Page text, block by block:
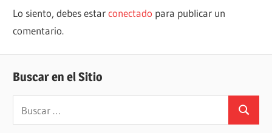
Lo siento, debes estarconectado para publicar un
comentario.
Buscar en el Sitio
Buscar